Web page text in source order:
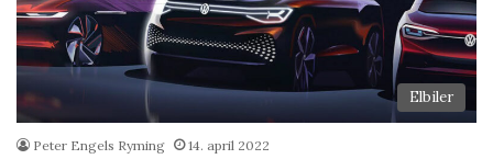
Elbiler
Peter Engels Ryming 14. april 2022